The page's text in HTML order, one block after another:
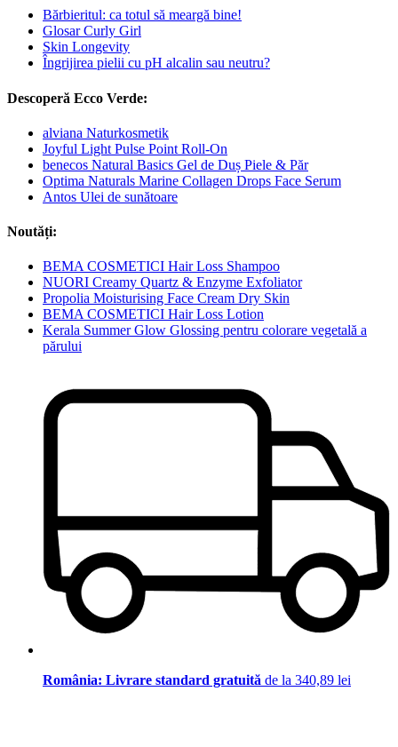
Bărbieritul: ca totul să meargă bine!
Glosar Curly Girl
Skin Longevity
Îngrijirea pielii cu pH alcalin sau neutru?
Descoperă Ecco Verde:
alviana Naturkosmetik
Joyful Light Pulse Point Roll-On
benecos Natural Basics Gel de Duș Piele & Păr
Optima Naturals Marine Collagen Drops Face Serum
Antos Ulei de sunătoare
Noutăți:
BEMA COSMETICI Hair Loss Shampoo
NUORI Creamy Quartz & Enzyme Exfoliator
Propolia Moisturising Face Cream Dry Skin
BEMA COSMETICI Hair Loss Lotion
Kerala Summer Glow Glossing pentru colorare vegetală a
părului
România: Livrare standard gratuită de la 340,89 lei